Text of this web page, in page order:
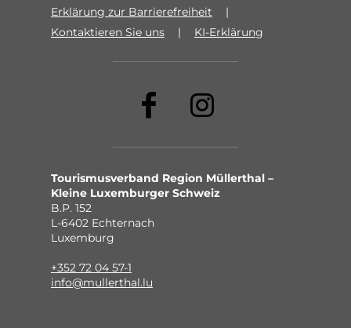
Erklärung zur Barrierefreiheit
Kontaktieren Sie uns
KI-Erklärung
Tourismusverband Region Müllerthal –
Kleine Luxemburger Schweiz
B.P. 152
L-6402 Echternach
Luxemburg
+352 72 04 57-1
info@mullerthal.lu